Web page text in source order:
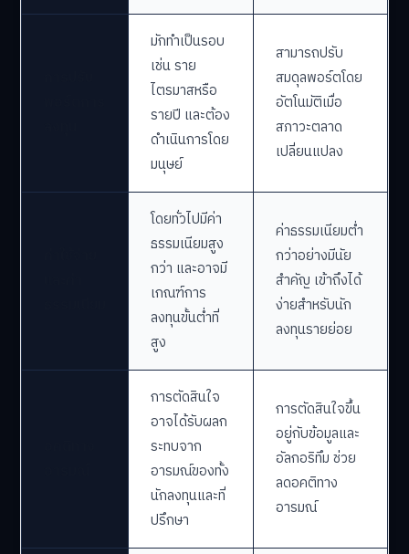
มักทำเป็นรอบ
เช่น ราย
ไตรมาสหรือ
รายปี และต้อง
ดำเนินการโดย
มนุษย์
สามารถปรับ
สมดุลพอร์ตโดย
อัตโนมัติเมื่อ
สภาวะตลาด
เปลี่ยนแปลง
โดยทั่วไปมีค่า
ธรรมเนียมสูง
กว่า และอาจมี
เกณฑ์การ
ลงทุนขั้นต่ำที่
สูง
ค่าธรรมเนียมต่ำ
กว่าอย่างมีนัย
สำคัญ เข้าถึงได้
ง่ายสำหรับนัก
ลงทุนรายย่อย
การตัดสินใจ
อาจได้รับผลก
ระทบจาก
อารมณ์ของทั้ง
นักลงทุนและที่
ปรึกษา
การตัดสินใจขึ้น
อยู่กับข้อมูลและ
อัลกอริทึม ช่วย
ลดอคติทาง
อารมณ์